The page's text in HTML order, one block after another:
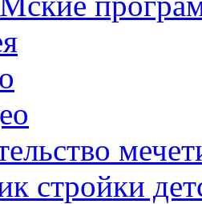
стройки